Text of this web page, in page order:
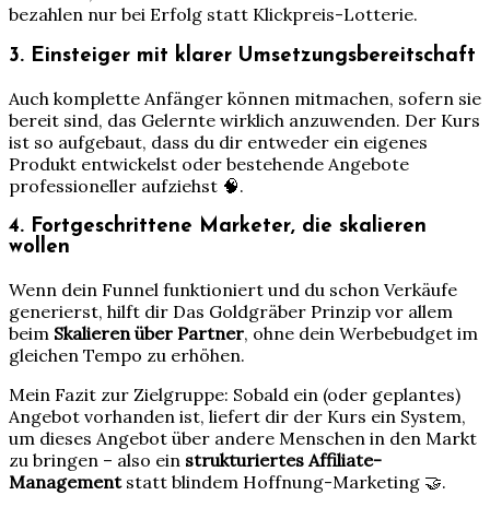
bezahlen nur bei Erfolg statt Klickpreis-Lotterie.
3. Einsteiger mit klarer Umsetzungsbereitschaft
Auch komplette Anfänger können mitmachen, sofern sie
bereit sind, das Gelernte wirklich anzuwenden. Der Kurs
ist so aufgebaut, dass du dir entweder ein eigenes
Produkt entwickelst oder bestehende Angebote
professioneller aufziehst 🧠.
4. Fortgeschrittene Marketer, die skalieren
wollen
Wenn dein Funnel funktioniert und du schon Verkäufe
generierst, hilft dir Das Goldgräber Prinzip vor allem
beim Skalieren über Partner, ohne dein Werbebudget im
gleichen Tempo zu erhöhen.
Mein Fazit zur Zielgruppe: Sobald ein (oder geplantes)
Angebot vorhanden ist, liefert dir der Kurs ein System,
um dieses Angebot über andere Menschen in den Markt
zu bringen – also ein strukturiertes Affiliate-
Managementstatt blindem Hoffnung-Marketing 🤝.